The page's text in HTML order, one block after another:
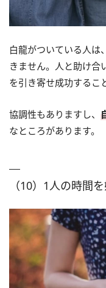
白龍がついている人は
きません。人と助け合
を引き寄せ成功するこ
協調性もありますし、
なところがあります。
（10）1人の時間